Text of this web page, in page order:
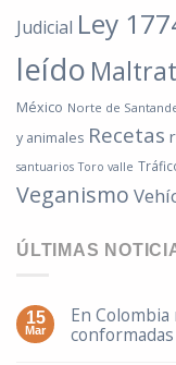
Judicial Ley
leído
México Norte de
y animales Recetas
santuarios Toro valle
Veganismo
ÚLTIMAS
15
Mar
En